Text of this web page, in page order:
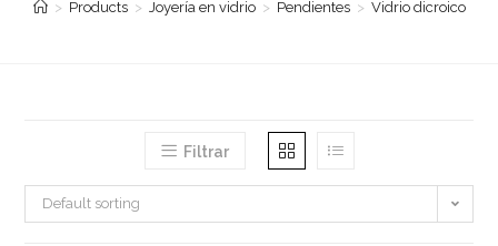
> Products > Joyería en vidrio > Pendientes > Vidrio dicroico
Filtrar
Default sorting